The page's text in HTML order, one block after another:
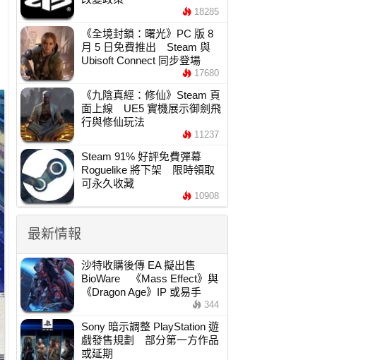
18285
《全境封鎖：曙光》PC 版 8
月 5 日免費推出 Steam 與
Ubisoft Connect 同步登場
17680
《九陰真經：修仙》Steam 頁
面上線 UE5 實機展示御劍飛
行與修仙玩法
11237
Steam 91% 好評免費彈幕
Roguelike 將下架 限時領取
可永久收藏
10908
最新情報
沙特收購後傳 EA 擬出售
BioWare 《Mass Effect》與
《Dragon Age》IP 或易手
344
Sony 暗示調整 PlayStation 遊
戲發售規劃 部分第一方作品
或延期